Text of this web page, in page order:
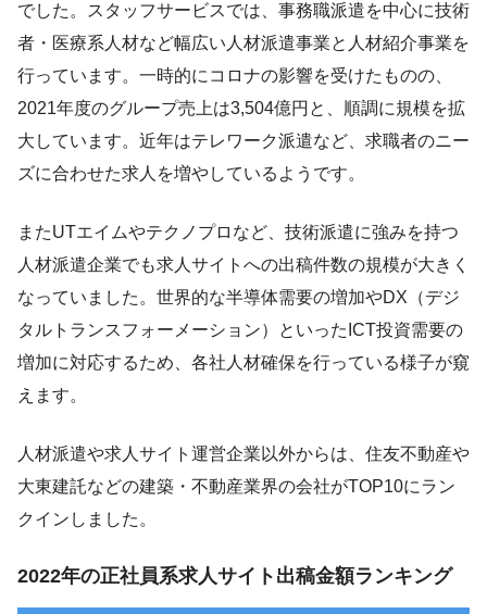
でした。スタッフサービスでは、事務職派遣を中心に技術
者・医療系人材など幅広い人材派遣事業と人材紹介事業を
行っています。一時的にコロナの影響を受けたものの、
2021年度のグループ売上は3,504億円と、順調に規模を拡
大しています。近年はテレワーク派遣など、求職者のニー
ズに合わせた求人を増やしているようです。
またUTエイムやテクノプロなど、技術派遣に強みを持つ
人材派遣企業でも求人サイトへの出稿件数の規模が大きく
なっていました。世界的な半導体需要の増加やDX（デジ
タルトランスフォーメーション）といったICT投資需要の
増加に対応するため、各社人材確保を行っている様子が窺
えます。
人材派遣や求人サイト運営企業以外からは、住友不動産や
大東建託などの建築・不動産業界の会社がTOP10にラン
クインしました。
2022年の正社員系求人サイト出稿金額ランキング